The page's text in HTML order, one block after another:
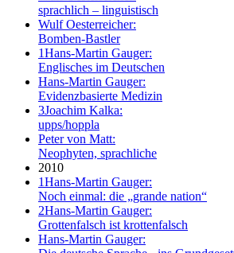
sprachlich – linguistisch
Wulf Oesterreicher:
Bomben-Bastler
1Hans-Martin Gauger:
Englisches im Deutschen
Hans-Martin Gauger:
Evidenzbasierte Medizin
3Joachim Kalka:
upps/hoppla
Peter von Matt:
Neophyten, sprachliche
2010
1Hans-Martin Gauger:
Noch einmal: die „grande nation“
2Hans-Martin Gauger:
Grottenfalsch ist krottenfalsch
Hans-Martin Gauger: